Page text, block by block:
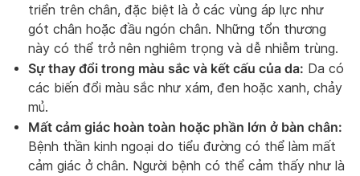
triển trên chân, đặc biệt là ở các vùng áp lực như
gót chân hoặc đầu ngón chân. Những tổn thương
này có thể trở nên nghiêm trọng và dễ nhiễm trùng.
Sự thay đổi trong màu sắc và kết cấu của da: Da có
các biến đổi màu sắc như xám, đen hoặc xanh, chảy
mủ.
Mất cảm giác hoàn toàn hoặc phần lớn ở bàn chân:
Bệnh thần kinh ngoại do tiểu đường có thể làm mất
cảm giác ở chân. Người bệnh có thể cảm thấy như là